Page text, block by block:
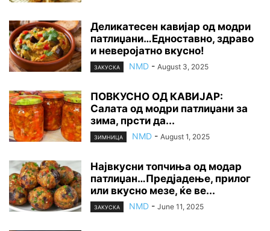
Деликатесен кавијар од модри
патлиџани…Едноставно, здраво
и неверојатно вкусно!
ЗАКУСКА NMD - August 3, 2025
ПОВКУСНО ОД КАВИЈАР:
Салата од модри патлиџани за
зима, прсти да...
ЗИМНИЦА NMD - August 1, 2025
Највкусни топчиња од модар
патлиџан…Предјадење, прилог
или вкусно мезе, ќе ве...
ЗАКУСКА NMD - June 11, 2025